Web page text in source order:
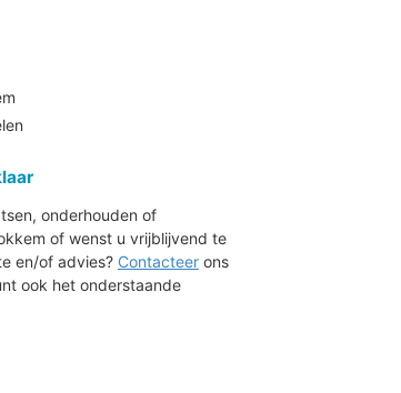
onderhouden of
of wenst u vrijblijvend te
en/of advies? Contacteer ons
ook het onderstaande